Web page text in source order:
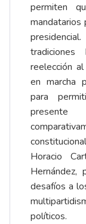
permiten
mandatarios
tradiciones
reelección
en marcha
para
Horacio
Hernández,
desafíos a
políticos.